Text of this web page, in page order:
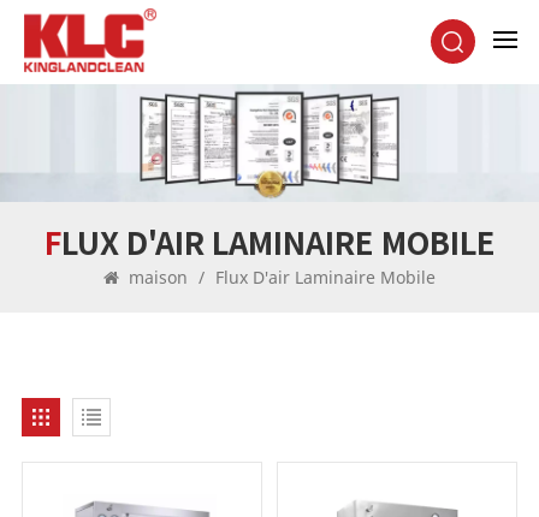
FLUX D'AIR LAMINAIRE MOBILE
maison / Flux D'air Laminaire Mobile